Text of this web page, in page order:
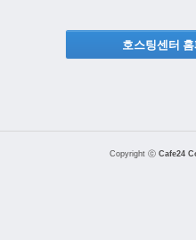
호스팅센터
Copyright ⓒ Cafe24